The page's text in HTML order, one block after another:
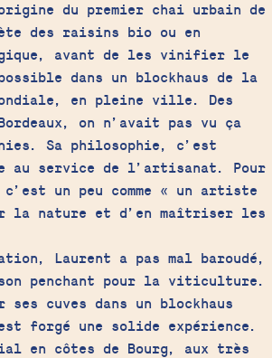
du premier chai urbain de
des raisins bio ou en
avant de les vinifier le
dans un blockhaus de la
en pleine ville. Des
on n’avait pas vu ça
Sa philosophie, c’est
au service de l’artisanat. Pour
un peu comme « un artiste
la nature et d’en maîtriser les
Laurent a pas mal baroudé,
son penchant pour la viticulture.
cuves dans un blockhaus
forgé une solide expérience.
en côtes de Bourg, aux très